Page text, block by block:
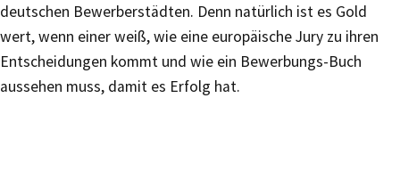
deutschen Bewerberstädten. Denn natürlich ist es Gold
wert, wenn einer weiß, wie eine europäische Jury zu ihren
Entscheidungen kommt und wie ein Bewerbungs-Buch
aussehen muss, damit es Erfolg hat.